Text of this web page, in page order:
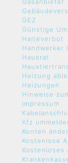
GEZ
Günstige
Halteverbot
Handwerker
Hausrat
Heizung
Heizungen
Hinweise
Impressum
Kfz
Konten
Kostenlose
Kostenloses